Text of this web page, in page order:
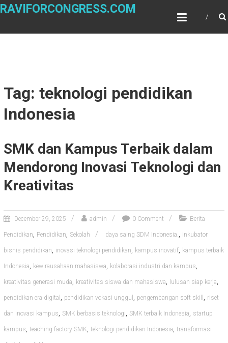
Skip
RAVIFORCONGRESS.COM
Tag: teknologi pendidikan
Indonesia
SMK dan Kampus Terbaik dalam
Mendorong Inovasi Teknologi dan
Kreativitas
December 29, 2025 admin 0 Comment Berita
Pendidikan, Pendidikan, Sekolah daya saing SDM Indonesia., inkubator
bisnis pendidikan, inovasi teknologi pendidikan, kampus inovatif, kampus terbaik
Indonesia, kewirausahaan mahasiswa, kolaborasi industri dan kampus,
kreativitas generasi muda, kreativitas siswa dan mahasiswa, lulusan siap kerja,
pendidikan era digital , pendidikan vokasi unggul , pengembangan soft skill , riset
dan inovasi kampus, SMK berbasis teknologi, SMK terbaik Indonesia, startup
kampus, teaching factory SMK, teknologi pendidikan Indonesia, transformasi